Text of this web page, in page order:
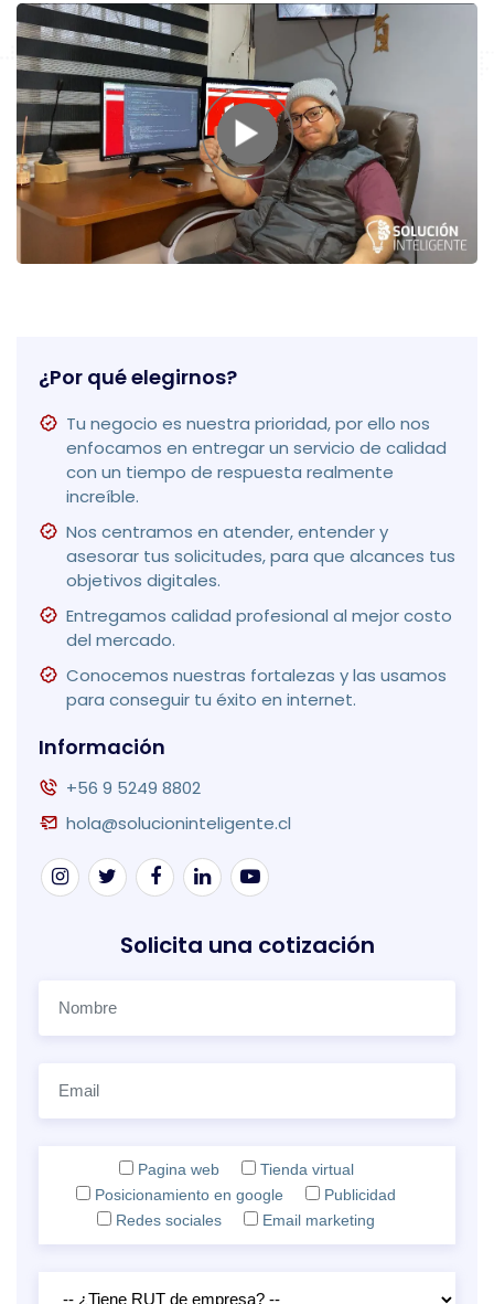
¿Por qué elegirnos?
Tu negocio es nuestra prioridad, por ello nos
enfocamos en entregar un servicio de calidad
con un tiempo de respuesta realmente
increíble.
Nos centramos en atender, entender y
asesorar tus solicitudes, para que alcances tus
objetivos digitales.
Entregamos calidad profesional al mejor costo
del mercado.
Conocemos nuestras fortalezas y las usamos
para conseguir tu éxito en internet.
Información
+56 9 5249 8802
hola@solucioninteligente.cl
Solicita una cotización
Pagina web
Tienda virtual
Posicionamiento en google
Publicidad
Redes sociales
Email marketing